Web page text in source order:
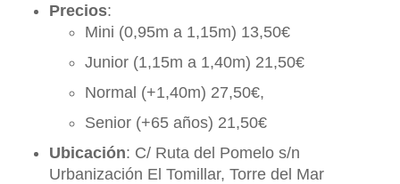
Precios:
Mini (0,95m a 1,15m) 13,50€
Junior (1,15m a 1,40m) 21,50€
Normal (+1,40m) 27,50€,
Senior (+65 años) 21,50€
Ubicación: C/ Ruta del Pomelo s/n
Urbanización El Tomillar, Torre del Mar